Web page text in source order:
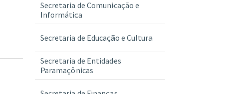
Secretaria de Educação e Cultura
Secretaria de Entidades
Secretaria de Finanças